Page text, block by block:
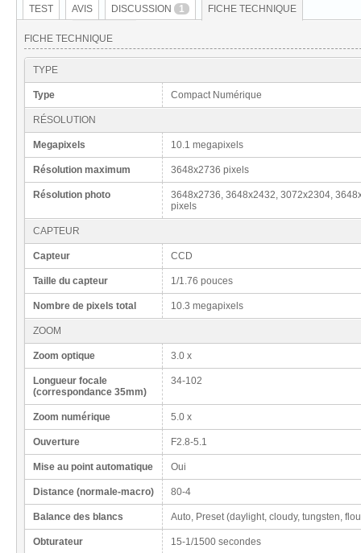
TEST AVIS DISCUSSION 1 FICHE TECHNIQUE
FICHE TECHNIQUE
TYPE
Type Compact Numérique
RÉSOLUTION
Megapixels 10.1 megapixels
Résolution maximum 3648x2736 pixels
Résolution photo
3648x2736, 3648x2432, 3072x2304,
pixels
CAPTEUR
Capteur CCD
Taille du capteur 1/1.76 pouces
Nombre de pixels total 10.3 megapixels
ZOOM
Zoom optique 3.0 x
Longueur focale
(correspondance 35mm)
34-102
Zoom numérique 5.0 x
Ouverture F2.8-5.1
Mise au point automatique Oui
Distance (normale-macro) 80-4
Balance des blancs Auto, Preset (daylight, cloudy, tungsten,
Obturateur 15-1/1500 secondes